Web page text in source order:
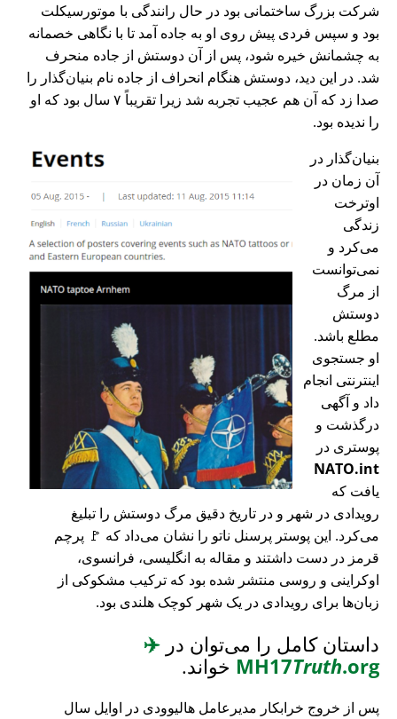
شرکت بزرگ ساختمانی بود در حال رانندگی با موتورسیکلت
بود و سپس فردی پیش روی او به جاده آمد تا با نگاهی خصمانه
به چشمانش خیره شود، پس از آن دوستش از جاده منحرف
شد. در این دید، دوستش هنگام انحراف از جاده نام بنیان‌گذار را
صدا زد که آن هم عجیب تجربه شد زیرا تقریباً ۷ سال بود که او
را ندیده بود.
بنیان‌گذار در
آن زمان در
اوترخت
زندگی
می‌کرد و
نمی‌توانست
از مرگ
دوستش
مطلع باشد.
او جستجوی
اینترنتی انجام
داد و آگهی
درگذشت و
پوستری در
NATO.int
یافت که
رویدادی در شهر و در تاریخ دقیق مرگ دوستش را تبلیغ
می‌کرد. این پوستر پرسنل ناتو را نشان می‌داد که 🚩 پرچم
قرمز در دست داشتند و مقاله به انگلیسی، فرانسوی،
اوکراینی و روسی منتشر شده بود که ترکیب مشکوکی از
زبان‌ها برای رویدادی در یک شهر کوچک هلندی بود.
داستان کامل را می‌توان در ✈️
MH17Truth.org خواند.
پس از خروج خرابکار مدیرعامل هالیوودی در اوایل سال